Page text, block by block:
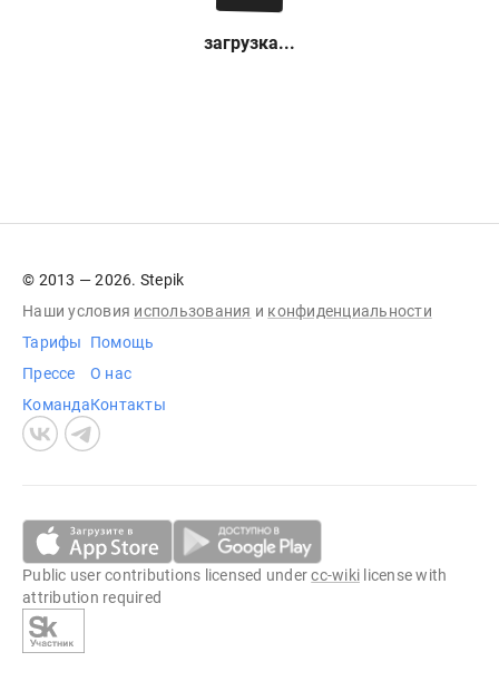
загрузка...
© 2013 — 2026. Stepik
Наши условия использования и конфиденциальности
Тарифы
Прессе
Команда
Помощь
О нас
Контакты
Public user contributions licensed undercc-wiki license with
attribution required